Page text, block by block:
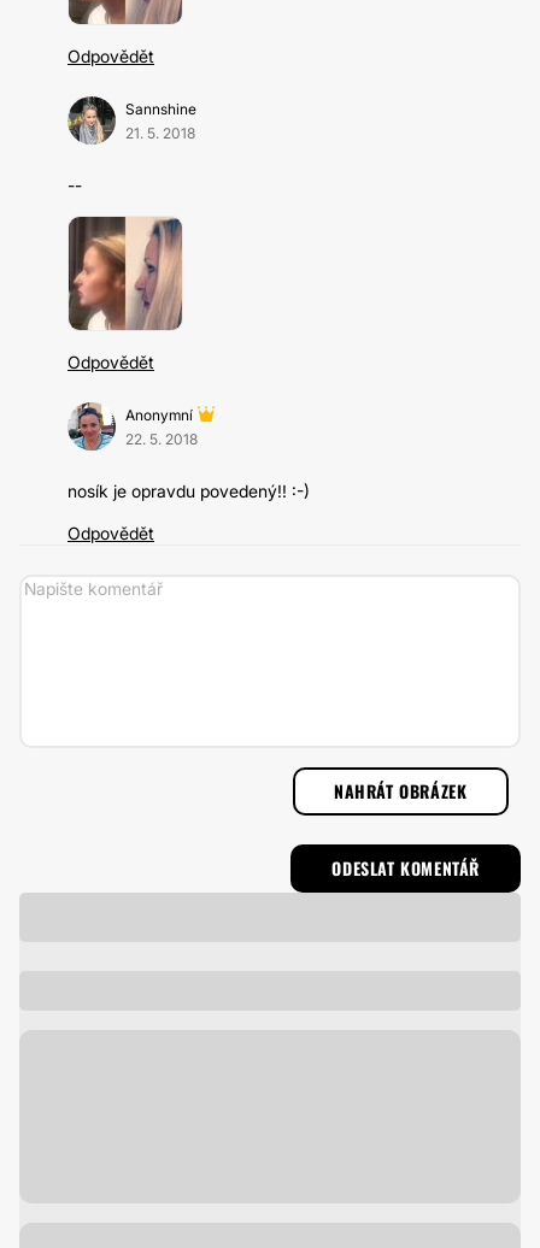
Odpovědět
Sannshine
21. 5. 2018
--
Odpovědět
Anonymní
22. 5. 2018
nosík je opravdu povedený!! :-)
Odpovědět
NAHRÁT OBRÁZEK